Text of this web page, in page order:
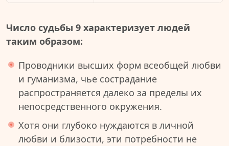
Число судьбы 9 характеризует людей
таким образом:
Проводники высших форм всеобщей любви
и гуманизма, чье сострадание
распространяется далеко за пределы их
непосредственного окружения.
Хотя они глубоко нуждаются в личной
любви и близости, эти потребности не